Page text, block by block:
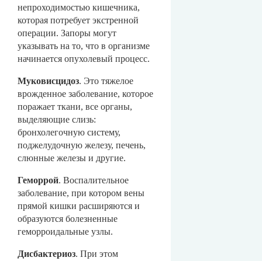
непроходимостью кишечника,
которая потребует экстренной
операции. Запоры могут
указывать на то, что в организме
начинается опухолевый процесс.
Муковисцидоз. Это тяжелое
врожденное заболевание, которое
поражает ткани, все органы,
выделяющие слизь:
бронхолегочную систему,
поджелудочную железу, печень,
слюнные железы и другие.
Геморрой. Воспалительное
заболевание, при котором вены
прямой кишки расширяются и
образуются болезненные
геморроидальные узлы.
Дисбактериоз. При этом